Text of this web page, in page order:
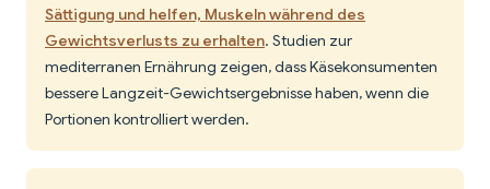
Sättigung und helfen, Muskeln während des
Gewichtsverlusts zu erhalten. Studien zur
mediterranen Ernährung zeigen, dass Käsekonsumenten
bessere Langzeit-Gewichtsergebnisse haben, wenn die
Portionen kontrolliert werden.